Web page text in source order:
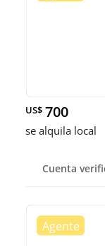
US$ 700
se alquila local
Cuenta